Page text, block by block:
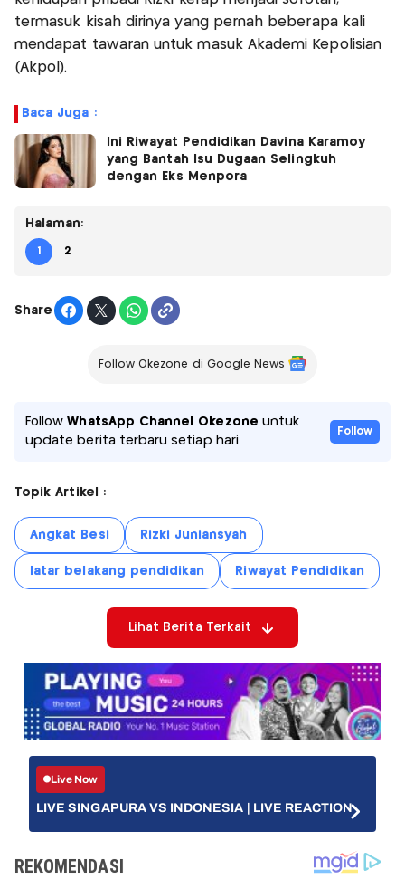
termasuk kisah dirinya yang pernah beberapa kali
mendapat tawaran untuk masuk Akademi Kepolisian
(Akpol).
Baca Juga :
Ini Riwayat Pendidikan Davina Karamoy
yang Bantah Isu Dugaan Selingkuh
dengan Eks Menpora
Halaman:
1 2
Share
Follow Okezone di Google News
FollowWhatsApp Channel Okezone untuk
update berita terbaru setiap hari
Follow
Topik Artikel :
Angkat Besi Rizki Juniansyah
latar belakang pendidikan Riwayat Pendidikan
Lihat Berita Terkait
Live Now
LIVE SINGAPURA VS INDONESIA | LIVE REACTION